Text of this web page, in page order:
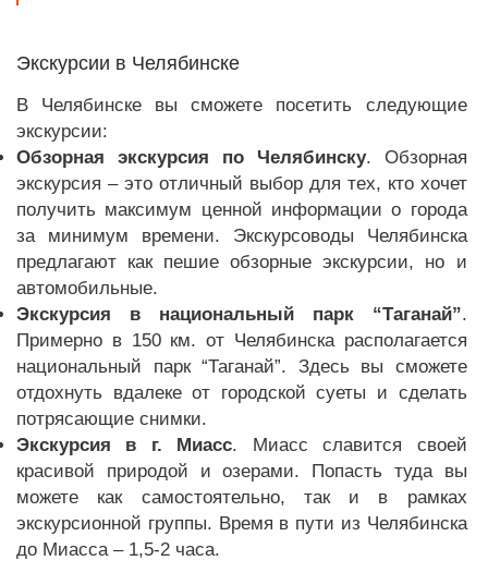
Экскурсии в Челябинске
В Челябинске вы сможете посетить следующие
экскурсии:
Обзорная экскурсия по Челябинску. Обзорная
экскурсия – это отличный выбор для тех, кто хочет
получить максимум ценной информации о города
за минимум времени. Экскурсоводы Челябинска
предлагают как пешие обзорные экскурсии, но и
автомобильные.
Экскурсия в национальный парк “Таганай”.
Примерно в 150 км. от Челябинска располагается
национальный парк “Таганай”. Здесь вы сможете
отдохнуть вдалеке от городской суеты и сделать
потрясающие снимки.
Экскурсия в г. Миасс. Миасс славится своей
красивой природой и озерами. Попасть туда вы
можете как самостоятельно, так и в рамках
экскурсионной группы. Время в пути из Челябинска
до Миасса – 1,5-2 часа.